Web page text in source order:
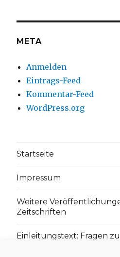
anzeigenanzeigen
META
Anmelden
Eintrags-Feed
Kommentar-Feed
WordPress.org
Startseite
Impressum
Weitere
Zeitschriften
Einleitungstext: Fragen